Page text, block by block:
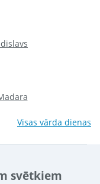
Visas vārda dienas
svētkiem